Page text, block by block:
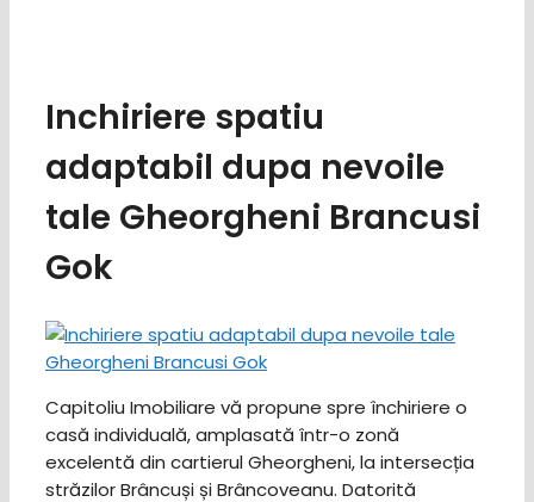
Inchiriere spatiu
adaptabil dupa nevoile
tale Gheorgheni Brancusi
Gok
Capitoliu Imobiliare vă propune spre închiriere o
casă individuală, amplasată într-o zonă
excelentă din cartierul Gheorgheni, la intersecția
străzilor Brâncuși și Brâncoveanu. Datorită